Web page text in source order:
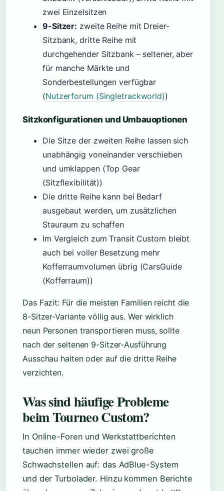
zwei Einzelsitzen
9-Sitzer: zweite Reihe mit Dreier-
Sitzbank, dritte Reihe mit
durchgehender Sitzbank – seltener, aber
für manche Märkte und
Sonderbestellungen verfügbar
(Nutzerforum (Singletrackworld))
Sitzkonfigurationen und Umbauoptionen
Die Sitze der zweiten Reihe lassen sich
unabhängig voneinander verschieben
und umklappen (Top Gear
(Sitzflexibilität))
Die dritte Reihe kann bei Bedarf
ausgebaut werden, um zusätzlichen
Stauraum zu schaffen
Im Vergleich zum Transit Custom bleibt
auch bei voller Besetzung mehr
Kofferraumvolumen übrig (CarsGuide
(Kofferraum))
Das Fazit: Für die meisten Familien reicht die
8-Sitzer-Variante völlig aus. Wer wirklich
neun Personen transportieren muss, sollte
nach der seltenen 9-Sitzer-Ausführung
Ausschau halten oder auf die dritte Reihe
verzichten.
Was sind häufige Probleme
beim Tourneo Custom?
In Online-Foren und Werkstattberichten
tauchen immer wieder zwei große
Schwachstellen auf: das AdBlue-System
und der Turbolader. Hinzu kommen Berichte